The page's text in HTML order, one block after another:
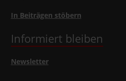
In Beiträgen stöbern
Informiert bleiben
Newsletter